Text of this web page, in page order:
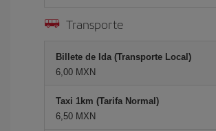
Transporte
Billete de Ida (Transporte Local)
6,00 MXN
Taxi 1km (Tarifa Normal)
6,50 MXN